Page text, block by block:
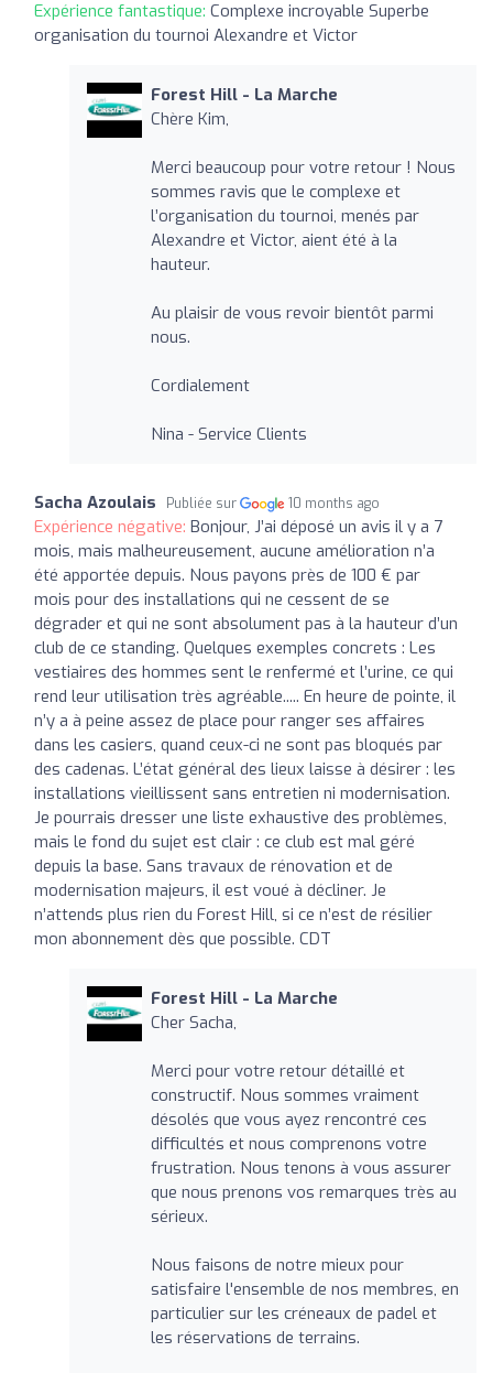
Expérience fantastique: Complexe incroyable Superbe
organisation du tournoi Alexandre et Victor
Forest Hill - La Marche
Chère Kim,
Merci beaucoup pour votre retour ! Nous
sommes ravis que le complexe et
l’organisation du tournoi, menés par
Alexandre et Victor, aient été à la
hauteur.
Au plaisir de vous revoir bientôt parmi
nous.
Cordialement
Nina - Service Clients
Sacha Azoulais Publiée sur 10 months ago
Expérience négative: Bonjour, J’ai déposé un avis il y a 7
mois, mais malheureusement, aucune amélioration n’a
été apportée depuis. Nous payons près de 100 € par
mois pour des installations qui ne cessent de se
dégrader et qui ne sont absolument pas à la hauteur d’un
club de ce standing. Quelques exemples concrets : Les
vestiaires des hommes sent le renfermé et l’urine, ce qui
rend leur utilisation très agréable..... En heure de pointe, il
n’y a à peine assez de place pour ranger ses affaires
dans les casiers, quand ceux-ci ne sont pas bloqués par
des cadenas. L’état général des lieux laisse à désirer : les
installations vieillissent sans entretien ni modernisation.
Je pourrais dresser une liste exhaustive des problèmes,
mais le fond du sujet est clair : ce club est mal géré
depuis la base. Sans travaux de rénovation et de
modernisation majeurs, il est voué à décliner. Je
n’attends plus rien du Forest Hill, si ce n’est de résilier
mon abonnement dès que possible. CDT
Forest Hill - La Marche
Cher Sacha,
Merci pour votre retour détaillé et
constructif. Nous sommes vraiment
désolés que vous ayez rencontré ces
difficultés et nous comprenons votre
frustration. Nous tenons à vous assurer
que nous prenons vos remarques très au
sérieux.
Nous faisons de notre mieux pour
satisfaire l'ensemble de nos membres, en
particulier sur les créneaux de padel et
les réservations de terrains.